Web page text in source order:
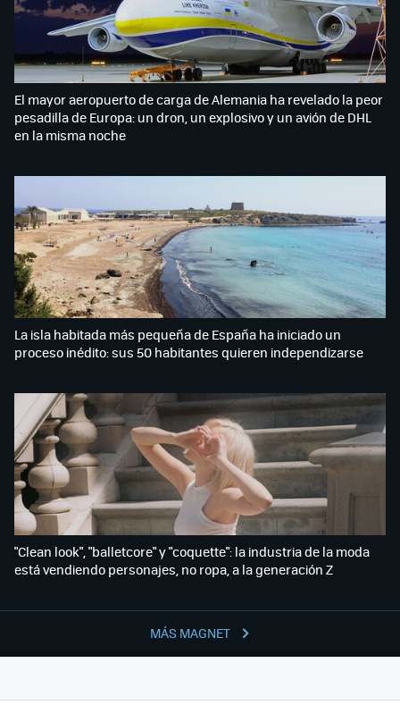
MÁS MAGNET
El mayor aeropuerto de carga de Alemania ha revelado la peor
pesadilla de Europa: un dron, un explosivo y un avión de DHL
en la misma noche
La isla habitada más pequeña de España ha iniciado un
proceso inédito: sus 50 habitantes quieren independizarse
"Clean look", "balletcore" y "coquette": la industria de la moda
está vendiendo personajes, no ropa, a la generación Z